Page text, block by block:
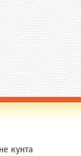
кунта